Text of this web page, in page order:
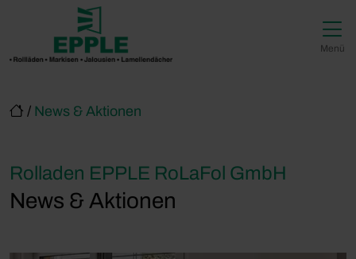
zur Top-Navigation
zur Hauptnavigation
Inhalt springen
zum Footer
Hauptnavigation Menü
/ News & Aktionen
Rolladen EPPLE RoLaFol GmbH
News & Aktionen